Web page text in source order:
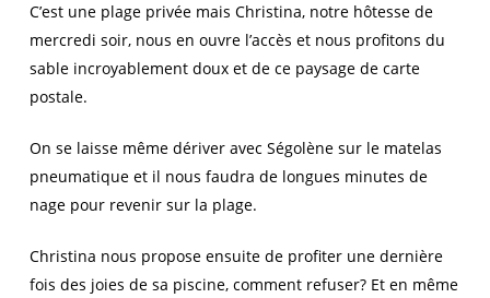
C’est une plage privée mais Christina, notre hôtesse de
mercredi soir, nous en ouvre l’accès et nous profitons du
sable incroyablement doux et de ce paysage de carte
postale.
On se laisse même dériver avec Ségolène sur le matelas
pneumatique et il nous faudra de longues minutes de
nage pour revenir sur la plage.
Christina nous propose ensuite de profiter une dernière
fois des joies de sa piscine, comment refuser? Et en même